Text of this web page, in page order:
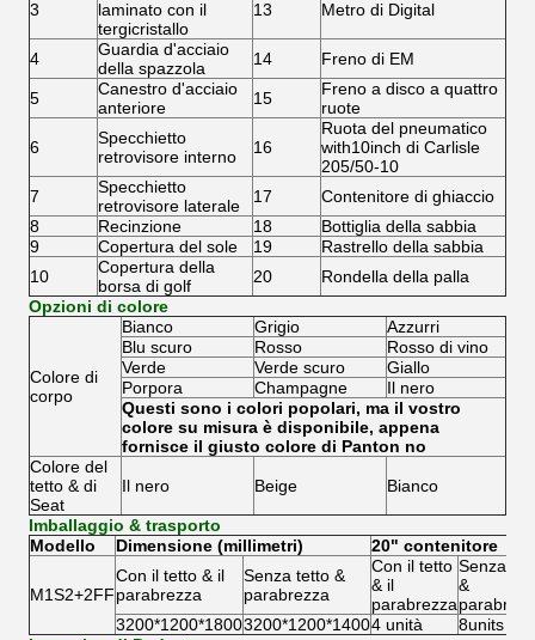
3
laminato con il
tergicristallo
13 Metro di Digital
4
Guardia d'acciaio
della spazzola
14 Freno di EM
5
Canestro d'acciaio
anteriore
15
Freno a disco a quattro
ruote
6
Specchietto
retrovisore interno
16
Ruota del pneumatico
with10inch di Carlisle
205/50-10
7
Specchietto
retrovisore laterale
17
Contenitore di ghiaccio
8
Recinzione 18
Bottiglia della sabbia
9
Copertura del sole 19
Rastrello della sabbia
10
Copertura della
borsa di golf
20
Rondella della palla
Opzioni di colore
Colore di
corpo
Bianco Grigio
Azzurri
Blu scuro
Rosso
Rosso di vino
Verde
Verde scuro
Giallo
Porpora
Champagne
Il nero
Questi sono i colori popolari, ma il vostro
colore su misura è disponibile, appena
fornisce il giusto colore di Panton no
Colore del
tetto & di
Seat
Il nero Beige Bianco
Imballaggio & trasporto
Modello
Dimensione (millimetri) 20" contenitore
M1S2+2FF
Con il tetto & il
parabrezza
Senza tetto &
parabrezza
Con il tetto
& il
parabrezza
Senza
&
3200*1200*18003200*1200*14004 unità
8units